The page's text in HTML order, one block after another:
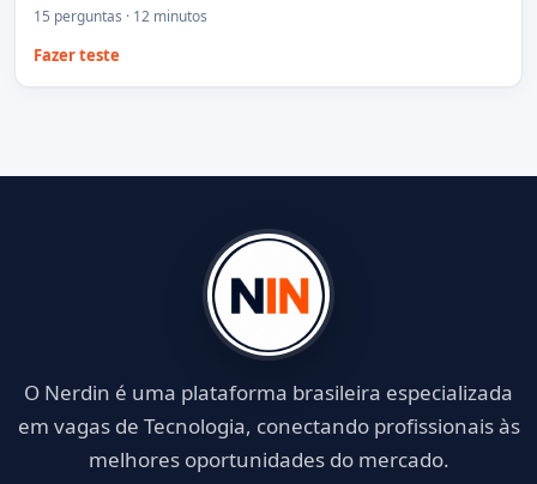
15 perguntas · 12 minutos
Fazer teste
O Nerdin é uma plataforma brasileira especializada
em vagas de Tecnologia, conectando profissionais às
melhores oportunidades do mercado.